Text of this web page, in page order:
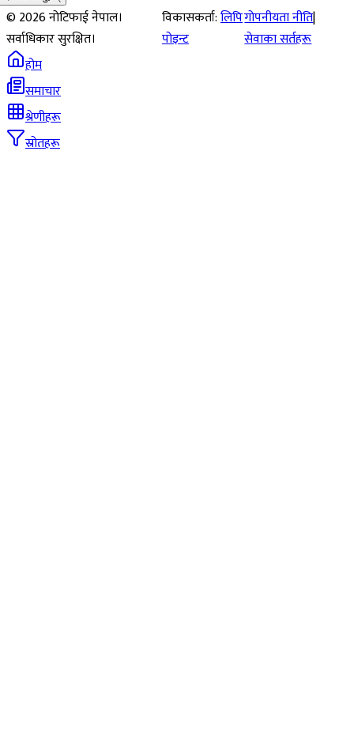
©2026नोटिफाई नेपाल।
सर्वाधिकार सुरक्षित।
विकासकर्ता:लिपि
पोइन्ट
गोपनीयता नीति|
सेवाका सर्तहरू
होम
समाचार
श्रेणीहरू
स्रोतहरू